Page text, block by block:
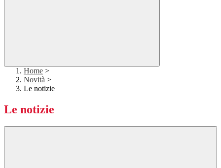
Home >
Novità >
Le notizie
Le notizie